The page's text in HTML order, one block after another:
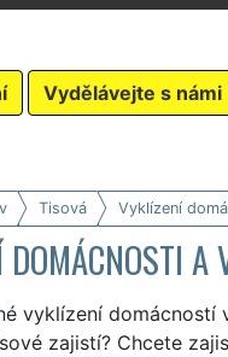
Vydělávejte s námi
Tisová Vyklízení
A
vyklízení
zajistí? Chcete